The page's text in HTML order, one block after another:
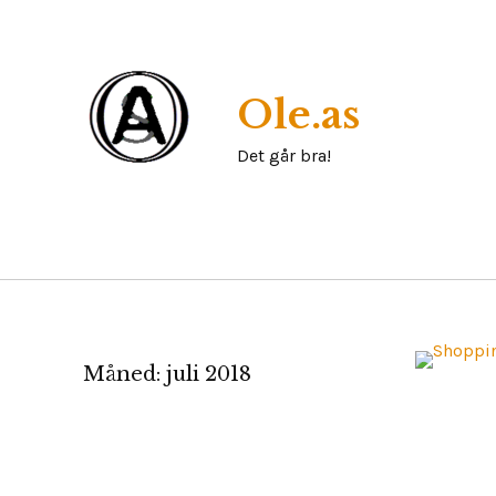
Ole.as
Det går bra!
Måned: juli 2018